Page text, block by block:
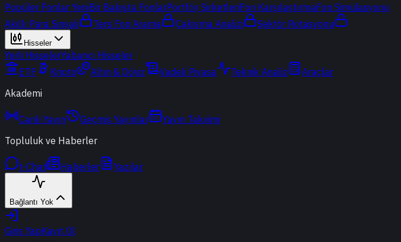
Popüler Fonlar YeniBir Bakışta FonlarPortföy ŞirketleriFon KarşılaştırmaFon Simülasyonu
Akıllı Para Sinyali
Ters Fon Arama Çakışma Analizi Sektör Rotasyonu
Hisseler
Yerli HisselerYabancı Hisseler
ETF
Kripto Altın & Döviz Vadeli Piyasa Teknik Analiz
Araçlar
Akademi
Canlı Yayın Geçmiş Yayınlar
Yayın Takvimi
Topluluk ve Haberler
t-Chat Haberler Yazılar
Bağlantı Yok
Giriş YapKayıt Ol